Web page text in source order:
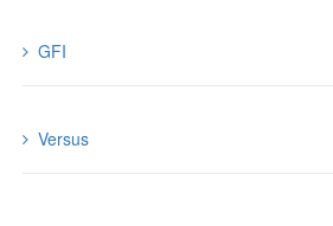
GFI
Versus